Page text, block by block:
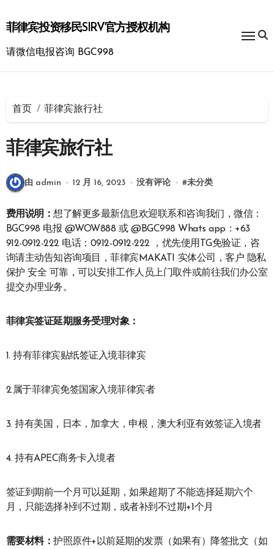
到
内
菲律宾投资移民SIRV官方授权机构
请微信电报咨询 BGC998
首页 菲律宾旅行社
菲律宾旅行社
由 admin 12 月 16, 2023 没有评论 #未分类
费用说明：想了解更多最新信息欢迎联系和咨询我们，微信：
BGC998 电报 @WOW888 或 @BGC998 Whats app：+63
912-0912-222 电话：0912-0912-222 ，优先使用TG免验证，咨
询请主动告知咨询项目，菲律宾MAKATI 实体公司，客户 隐私
保护 安全 可靠，可以安排工作人员上门取件或前往我们办公室
提交办理业务。
菲律宾签证延期服务受理对象：
1. 持有菲律宾贴纸签证入境菲律宾
2.属于菲律宾免签国家入境菲律宾者
3. 持有美国，日本，加拿大，申根，澳大利亚有效签证入境者
4. 持有APEC商务卡入境者
签证到期前一个月可以延期，如果超期了不能选择延期六个
月，只能选择补到不过期，或者补到不过期+1个月
需要材料：护照原件+以前延期的发票（如果有）降签批文（如